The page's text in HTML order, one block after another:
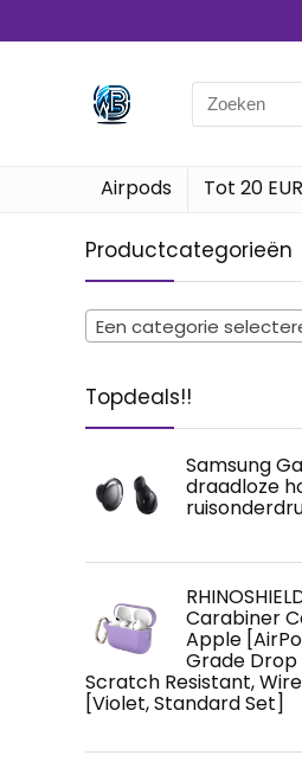
Search
for:
Airpods Tot 20 EUR
Productcategorieën
Een categorie
Topdeals!!
Samsung
draadloze
Carabiner
Apple
Grade
Scratch Resistant,
[Violet, Standard Set]